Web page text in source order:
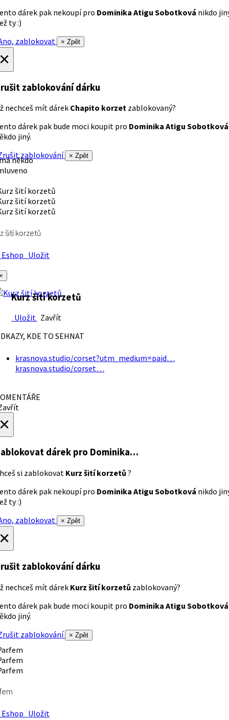
dárek pak nekoupí pro Dominika Atigu Sobotková nikdo
ty :)
zablokovat
× Zpět
zablokování dárku
nechceš mít dárek Chapito korzet zablokovaný?
dárek pak bude moci koupit pro Dominika Atigu Sobotková
jiný.
zablokování
× Zpět
někdo
šití korzetů
Uložit
Kurz šití korzetů
Uložit Zavřít
KDE TO SEHNAT
krasnova.studio/corset?utm_medium=paid…
krasnova.studio/corset…
dárek pro Dominika…
si zablokovat Kurz šití korzetů ?
dárek pak nekoupí pro Dominika Atigu Sobotková nikdo
ty :)
zablokovat
× Zpět
zablokování dárku
nechceš mít dárek Kurz šití korzetů zablokovaný?
dárek pak bude moci koupit pro Dominika Atigu Sobotková
jiný.
zablokování
× Zpět
Uložit